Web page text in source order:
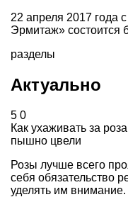
22 апреля 2017 года
Эрмитаж» состоится
разделы
Актуально
5 0
Как ухаживать за
пышно цвели
Розы лучше всего
себя обязательство
уделять им